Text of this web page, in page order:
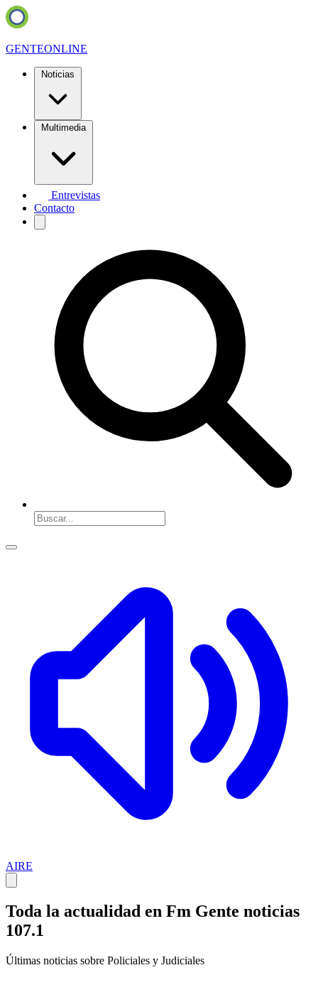
GENTEONLINE
Noticias
Multimedia
Entrevistas
Contacto
AIRE
Toda la actualidad en Fm Gente noticias
107.1
Últimas noticias sobre Policiales y Judiciales